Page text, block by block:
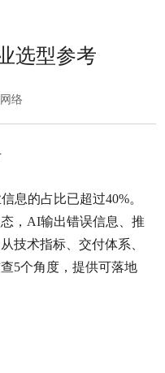
选型参考
络
息的占比已超过40%。
，AI输出错误信息、推
技术指标、交付体系、
5个角度，提供可落地